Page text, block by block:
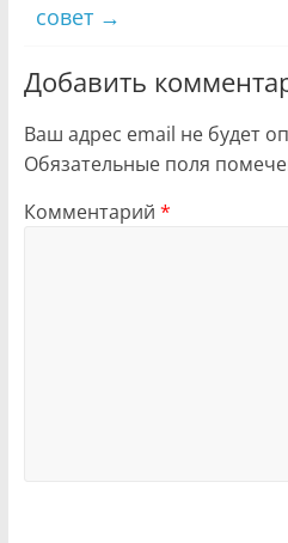
совет →
Добавить
Ваш адрес email не будет
Обязательные поля
Комментарий *